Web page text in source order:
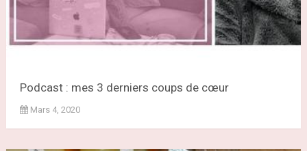
Podcast : mes 3 derniers coups de cœur
Mars 4, 2020